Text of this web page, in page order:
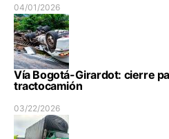
04/01/2026
Vía Bogotá-Girardot: cierre
tractocamión
03/22/2026